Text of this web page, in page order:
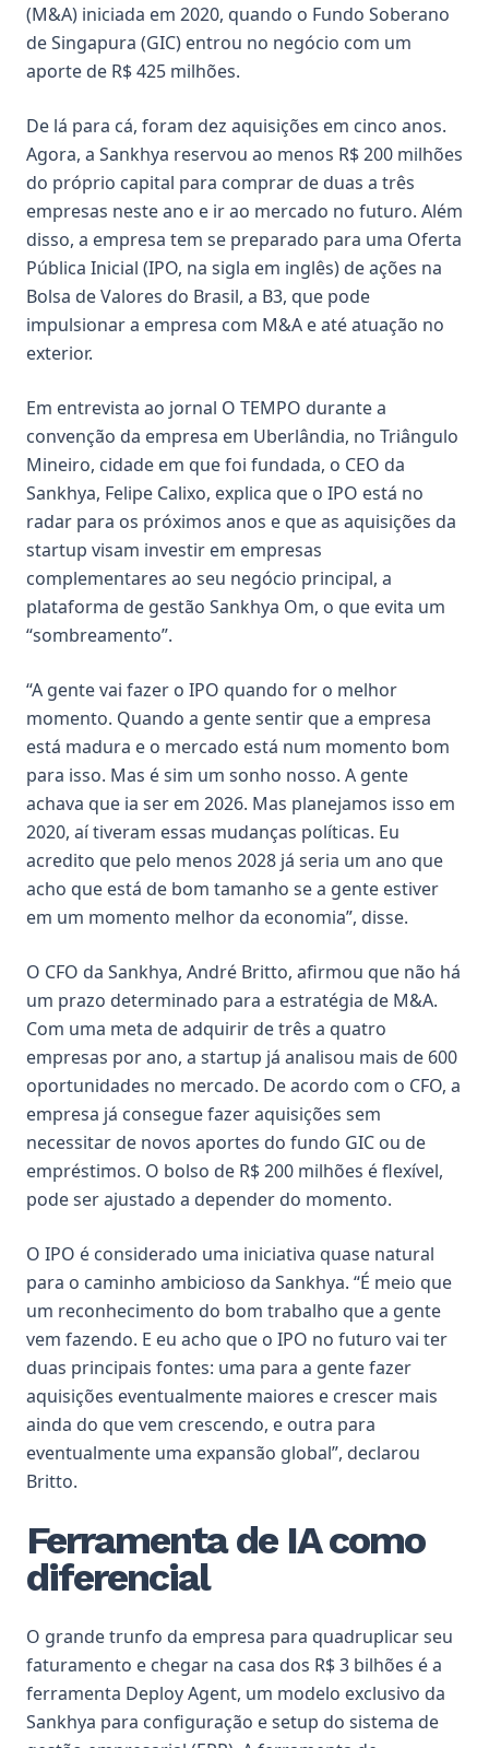
(M&A) iniciada em 2020, quando o Fundo Soberano
de Singapura (GIC) entrou no negócio com um
aporte de R$ 425 milhões.
De lá para cá, foram dez aquisições em cinco anos.
Agora, a Sankhya reservou ao menos R$ 200 milhões
do próprio capital para comprar de duas a três
empresas neste ano e ir ao mercado no futuro. Além
disso, a empresa tem se preparado para uma Oferta
Pública Inicial (IPO, na sigla em inglês) de ações na
Bolsa de Valores do Brasil, a B3, que pode
impulsionar a empresa com M&A e até atuação no
exterior.
Em entrevista ao jornal O TEMPO durante a
convenção da empresa em Uberlândia, no Triângulo
Mineiro, cidade em que foi fundada, o CEO da
Sankhya, Felipe Calixo, explica que o IPO está no
radar para os próximos anos e que as aquisições da
startup visam investir em empresas
complementares ao seu negócio principal, a
plataforma de gestão Sankhya Om, o que evita um
“sombreamento”.
“A gente vai fazer o IPO quando for o melhor
momento. Quando a gente sentir que a empresa
está madura e o mercado está num momento bom
para isso. Mas é sim um sonho nosso. A gente
achava que ia ser em 2026. Mas planejamos isso em
2020, aí tiveram essas mudanças políticas. Eu
acredito que pelo menos 2028 já seria um ano que
acho que está de bom tamanho se a gente estiver
em um momento melhor da economia”, disse.
O CFO da Sankhya, André Britto, afirmou que não há
um prazo determinado para a estratégia de M&A.
Com uma meta de adquirir de três a quatro
empresas por ano, a startup já analisou mais de 600
oportunidades no mercado. De acordo com o CFO, a
empresa já consegue fazer aquisições sem
necessitar de novos aportes do fundo GIC ou de
empréstimos. O bolso de R$ 200 milhões é flexível,
pode ser ajustado a depender do momento.
O IPO é considerado uma iniciativa quase natural
para o caminho ambicioso da Sankhya. “É meio que
um reconhecimento do bom trabalho que a gente
vem fazendo. E eu acho que o IPO no futuro vai ter
duas principais fontes: uma para a gente fazer
aquisições eventualmente maiores e crescer mais
ainda do que vem crescendo, e outra para
eventualmente uma expansão global”, declarou
Britto.
Ferramenta de IA como
diferencial
O grande trunfo da empresa para quadruplicar seu
faturamento e chegar na casa dos R$ 3 bilhões é a
ferramenta Deploy Agent, um modelo exclusivo da
Sankhya para configuração e setup do sistema de